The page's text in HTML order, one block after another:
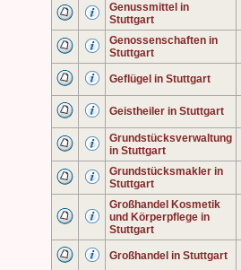
Genussmittel in
Stuttgart
Genossenschaften in
Stuttgart
Geflügel in Stuttgart
Geistheiler in Stuttgart
Grundstücksverwaltung
in Stuttgart
Grundstücksmakler in
Stuttgart
Großhandel Kosmetik
und Körperpflege in
Stuttgart
Großhandel in Stuttgart